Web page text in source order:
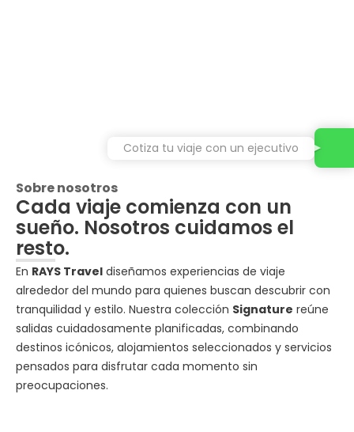
Sobre nosotros
Cada viaje comienza con un
sueño. Nosotros cuidamos el
resto.
En RAYS Travel diseñamos experiencias de viaje
alrededor del mundo para quienes buscan descubrir con
tranquilidad y estilo. Nuestra colección Signature reúne
salidas cuidadosamente planificadas, combinando
destinos icónicos, alojamientos seleccionados y servicios
pensados para disfrutar cada momento sin
preocupaciones.
Cotiza tu viaje con un ejecutivo